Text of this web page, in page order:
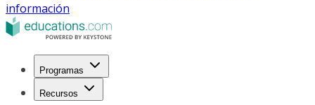
información
Programas
Recursos